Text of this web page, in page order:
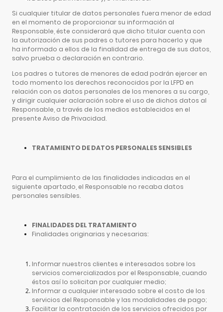
Si cualquier titular de datos personales fuera menor de edad
en el momento de proporcionar su información al
Responsable, éste considerará que dicho titular cuenta con
la autorización de sus padres o tutores para hacerlo y que
ha informado a ellos de la finalidad de entrega de sus datos,
salvo prueba o declaración en contrario.
Los padres o tutores de menores de edad podrán ejercer en
todo momento los derechos reconocidos por la LFPD en
relación con os datos personales de los menores a su cargo,
y dirigir cualquier aclaración sobre el uso de dichos datos al
Responsable, a través de los medios establecidos en el
presente Aviso de Privacidad.
TRATAMIENTO DE DATOS PERSONALES SENSIBLES
Para el cumplimiento de las finalidades indicadas en el
siguiente apartado, el Responsable no recaba datos
personales sensibles.
FINALIDADES DEL TRATAMIENTO
Finalidades originarias y necesarias:
Informar nuestros clientes e interesados sobre los
servicios comercializados por el Responsable, cuando
éstos así lo solicitan por cualquier medio;
Informar a cualquier interesado sobre el costo de los
servicios del Responsable y las modalidades de pago;
Facilitar la contratación de los servicios ofrecidos por